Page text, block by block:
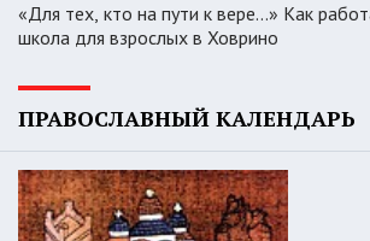
«Для тех, кто на пути к вере...» Как
школа для взрослых в Ховрино
ПРАВОСЛАВНЫЙ КАЛЕНДАРЬ